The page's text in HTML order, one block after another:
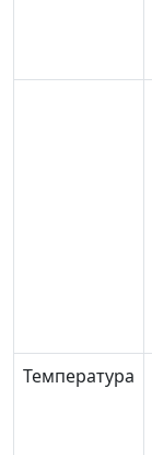
Температура